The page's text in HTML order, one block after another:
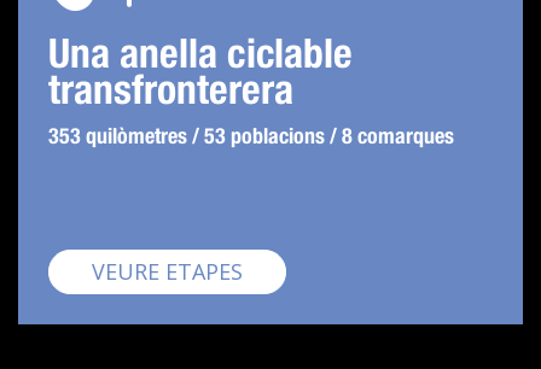
Una anella ciclable
transfronterera
353 quilòmetres / 53 poblacions / 8 comarques
VEURE ETAPES Pirinexus